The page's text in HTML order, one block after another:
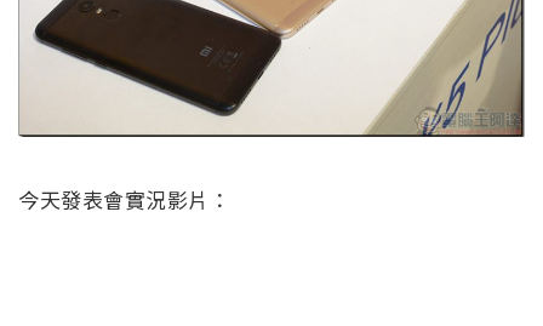
今天發表會實況影片：